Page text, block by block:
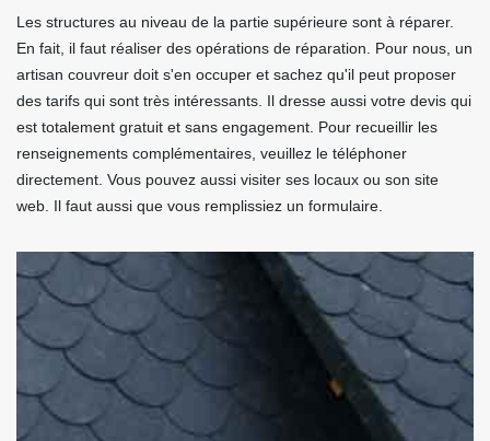
Les structures au niveau de la partie supérieure sont à réparer.
En fait, il faut réaliser des opérations de réparation. Pour nous, un
artisan couvreur doit s'en occuper et sachez qu'il peut proposer
des tarifs qui sont très intéressants. Il dresse aussi votre devis qui
est totalement gratuit et sans engagement. Pour recueillir les
renseignements complémentaires, veuillez le téléphoner
directement. Vous pouvez aussi visiter ses locaux ou son site
web. Il faut aussi que vous remplissiez un formulaire.